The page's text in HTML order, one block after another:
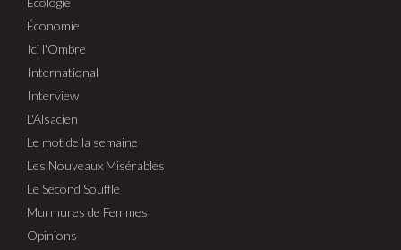
Économie
Ici l'Ombre
International
Interview
L'Alsacien
Le mot de la semaine
Les Nouveaux Misérables
Le Second Souffle
Murmures de Femmes
Opinions